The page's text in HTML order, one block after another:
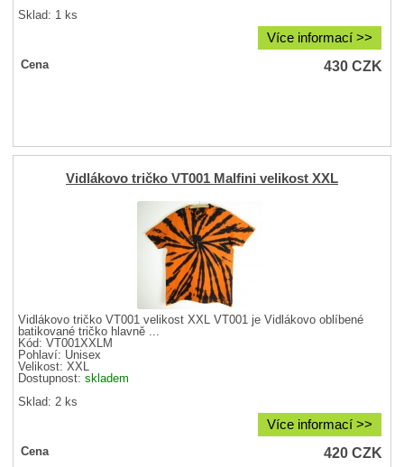
Sklad: 1 ks
Více informací >>
Cena 430CZK
Vidlákovo tričko VT001 Malfini velikost XXL
Vidlákovo tričko VT001 velikost XXL VT001 je Vidlákovo oblíbené
batikované tričko hlavně ...
Kód: VT001XXLM
Pohlaví: Unisex
Velikost:XXL
Dostupnost:skladem
Sklad: 2 ks
Více informací >>
Cena 420CZK